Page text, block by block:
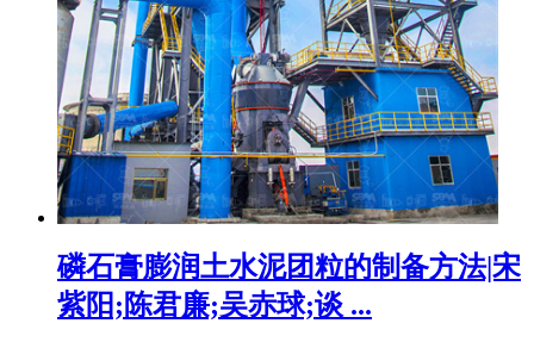
磷石膏膨润土水泥团粒的制备方法|宋
紫阳;陈君廉;吴赤球;谈 ...